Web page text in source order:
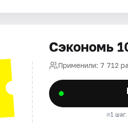
Сэкономь
Применили: 7 712
1